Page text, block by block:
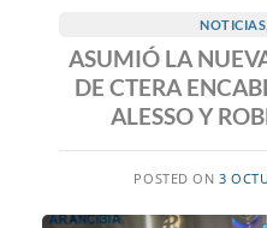
NOTICIAS
ASUMIÓ LA
DE CTERA
ALESSO Y
POSTED ON3